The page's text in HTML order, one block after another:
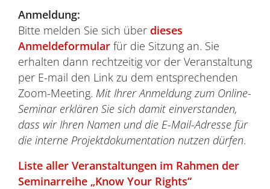
Anmeldung:
Bitte melden Sie sich über dieses
Anmeldeformular für die Sitzung an. Sie
erhalten dann rechtzeitig vor der Veranstaltung
per E-mail den Link zu dem entsprechenden
Zoom-Meeting. Mit Ihrer Anmeldung zum Online-
Seminar erklären Sie sich damit einverstanden,
dass wir Ihren Namen und die E-Mail-Adresse für
die interne Projektdokumentation nutzen dürfen.
Liste aller Veranstaltungen im Rahmen der
Seminarreihe „Know Your Rights“